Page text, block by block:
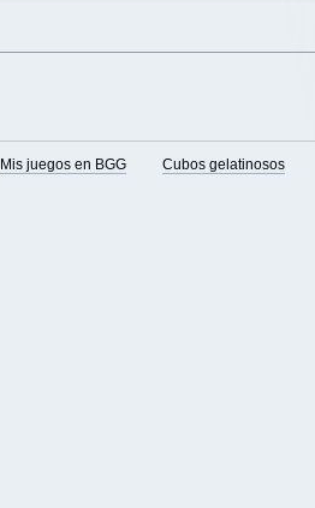
Mis juegos en BGG Cubos gelatinosos